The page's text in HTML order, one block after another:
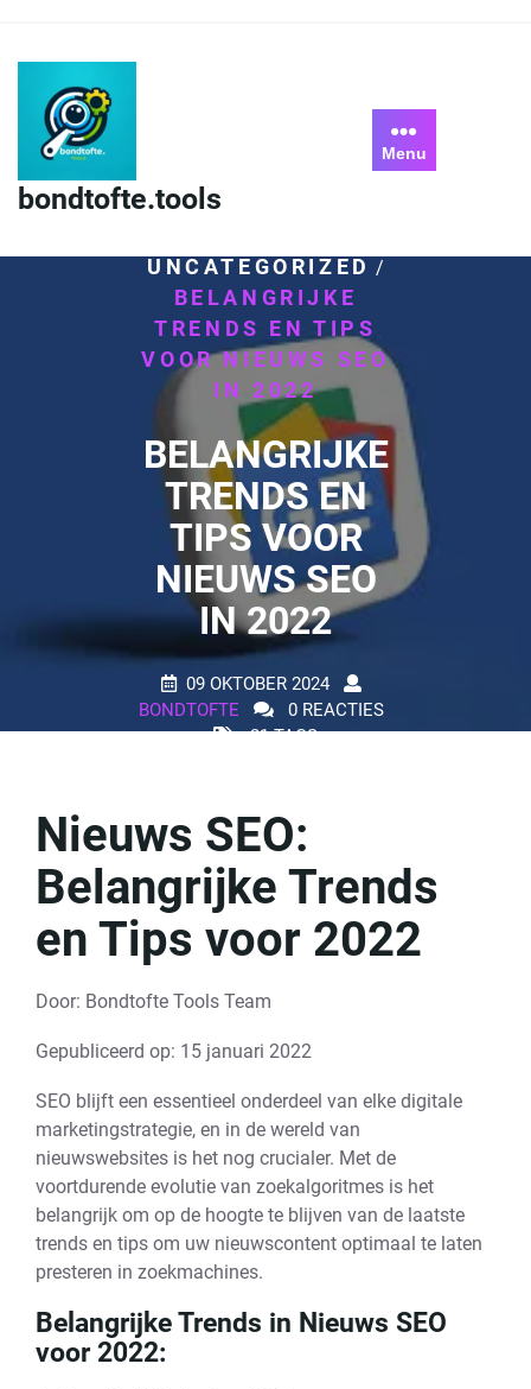
content
bondtofte.tools
Menu
UNCATEGORIZED /
BELANGRIJKE
TRENDS EN TIPS
VOOR NIEUWS SEO
IN 2022
BELANGRIJKE
TRENDS EN
TIPS VOOR
NIEUWS SEO
IN 2022
09 OKTOBER 2024
BONDTOFTE
0 REACTIES
21 TAGS
Nieuws SEO:
Belangrijke Trends
en Tips voor 2022
Door: Bondtofte Tools Team
Gepubliceerd op: 15 januari 2022
SEO blijft een essentieel onderdeel van elke digitale
marketingstrategie, en in de wereld van
nieuwswebsites is het nog crucialer. Met de
voortdurende evolutie van zoekalgoritmes is het
belangrijk om op de hoogte te blijven van de laatste
trends en tips om uw nieuwscontent optimaal te laten
presteren in zoekmachines.
Belangrijke Trends in Nieuws SEO
voor 2022: